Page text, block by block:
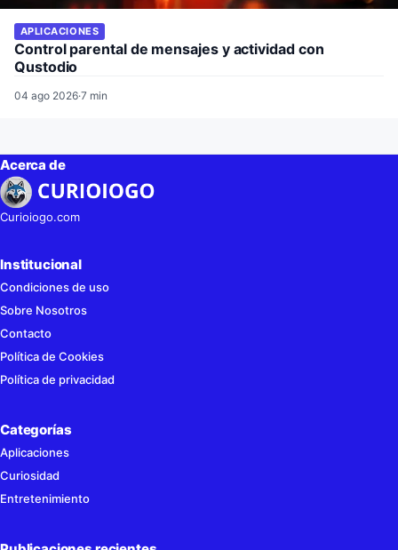
APLICACIONES
Control parental de mensajes y actividad con
Qustodio
04 ago 2026·7 min
Acerca de
Curioiogo.com
Institucional
Condiciones de uso
Sobre Nosotros
Contacto
Política de Cookies
Política de privacidad
Categorías
Aplicaciones
Curiosidad
Entretenimiento